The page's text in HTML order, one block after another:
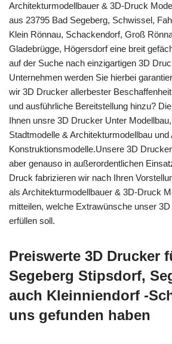
Architekturmodellbauer & 3D-Druck
aus 23795 Bad Segeberg, Schwissel,
Klein Rönnau, Schackendorf, Groß
Gladebrügge, Högersdorf eine breit
auf der Suche nach einzigartigen 3D
Unternehmen werden Sie hierbei
wir 3D Drucker allerbester
und ausführliche Bereitstellung hinzu?
Ihnen unsre 3D Drucker Unter
Stadtmodelle & Architekturmodellbau
Konstruktionsmodelle.Unsere 3D
aber genauso in außerordentlichen
Druck fabrizieren wir nach Ihren
als Architekturmodellbauer & 3D-Druck
mitteilen, welche Extrawünsche unser
erfüllen soll.
Preiswerte 3D Drucker
Segeberg Stipsdorf,
auch Kleinniendorf -
uns gefunden haben